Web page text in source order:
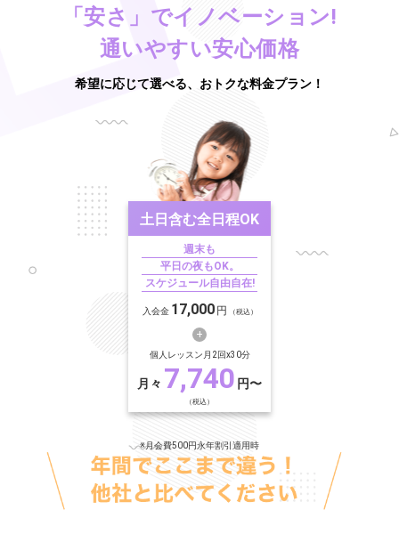
「安さ」でイノベーション!
通いやすい安心価格
希望に応じて選べる、おトクな料金プラン！
土日含む全日程OK
週末も
平日の夜もOK。
スケジュール自由自在!
入会金 17,000 円 （税込）
個人レッスン月2回x30分
月々 7,740 円〜
（税込）
※月会費500円永年割引適用時